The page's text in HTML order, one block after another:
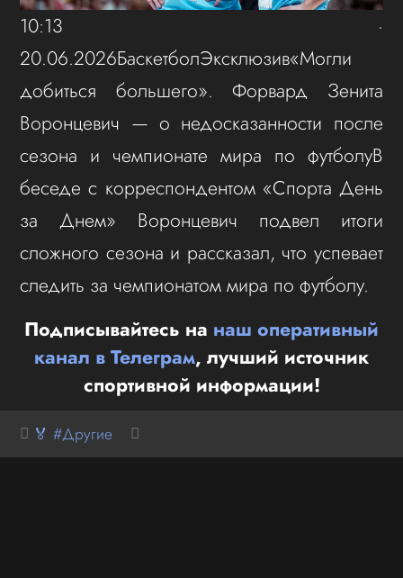
10:13 ·
20.06.2026БаскетболЭксклюзив«Могли
добиться большего». Форвард Зенита
Воронцевич — о недосказанности после
сезона и чемпионате мира по футболуВ
беседе с корреспондентом «Спорта День
за Днем» Воронцевич подвел итоги
сложного сезона и рассказал, что успевает
следить за чемпионатом мира по футболу.
Подписывайтесь на наш оперативный
канал в Телеграм, лучший источник
спортивной информации!
🏅 #Другие